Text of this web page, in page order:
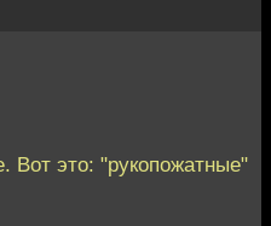
Вот это: "рукопожатные"